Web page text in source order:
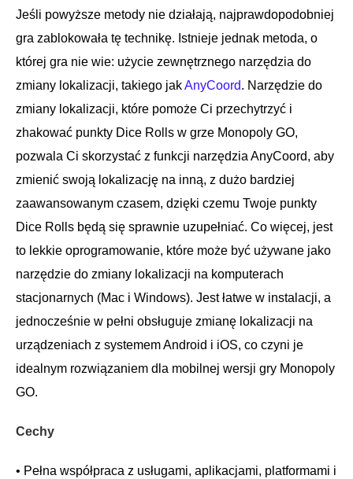
Jeśli powyższe metody nie działają, najprawdopodobniej
gra zablokowała tę technikę. Istnieje jednak metoda, o
której gra nie wie: użycie zewnętrznego narzędzia do
zmiany lokalizacji, takiego jakAnyCoord. Narzędzie do
zmiany lokalizacji, które pomoże Ci przechytrzyć i
zhakować punkty Dice Rolls w grze Monopoly GO,
pozwala Ci skorzystać z funkcji narzędzia AnyCoord, aby
zmienić swoją lokalizację na inną, z dużo bardziej
zaawansowanym czasem, dzięki czemu Twoje punkty
Dice Rolls będą się sprawnie uzupełniać. Co więcej, jest
to lekkie oprogramowanie, które może być używane jako
narzędzie do zmiany lokalizacji na komputerach
stacjonarnych (Mac i Windows). Jest łatwe w instalacji, a
jednocześnie w pełni obsługuje zmianę lokalizacji na
urządzeniach z systemem Android i iOS, co czyni je
idealnym rozwiązaniem dla mobilnej wersji gry Monopoly
GO.
Cechy
• Pełna współpraca z usługami, aplikacjami, platformami i